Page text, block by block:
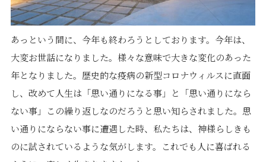
お知らせ
土地情報
コラム
スタッフブログ
吉田のブログ
Q&A
会社概要
企業理念・トップメッ
セージ
スタッフ紹介
Other Contact
あっという間に、今年も終わろうとしております。今年は、
大変お世話になりました。様々な意味で大きな変化のあった
年となりました。歴史的な疫病の新型コロナウィルスに直面
し、改めて人生は「思い通りになる事」と「思い通りになら
ない事」この繰り返しなのだろうと思い知らされました。思
い通りにならない事に遭遇した時、私たちは、神様らしきも
のに試されているような気がします。これでも人に喜ばれる